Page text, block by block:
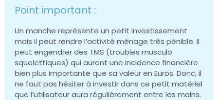
Point important :
Un manche représente un petit investissement
mais il peut rendre l’activité ménage très pénible. Il
peut engendrer des TMS (troubles musculo
squelettiques) qui auront une incidence financière
bien plus importante que sa valeur en Euros. Donc, il
ne faut pas hésiter à investir dans ce petit matériel
que l’utilisateur aura régulièrement entre les mains.